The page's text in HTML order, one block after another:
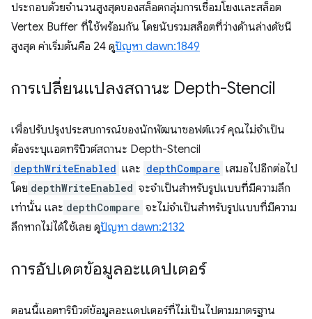
ประกอบด้วยจำนวนสูงสุดของสล็อตกลุ่มการเชื่อมโยงและสล็อต
Vertex Buffer ที่ใช้พร้อมกัน โดยนับรวมสล็อตที่ว่างด้านล่างดัชนี
สูงสุด ค่าเริ่มต้นคือ 24 ดูปัญหา dawn:1849
การเปลี่ยนแปลงสถานะ Depth-Stencil
เพื่อปรับปรุงประสบการณ์ของนักพัฒนาซอฟต์แวร์ คุณไม่จำเป็น
ต้องระบุแอตทริบิวต์สถานะ Depth-Stencil
depthWriteEnabled และ depthCompare เสมอไปอีกต่อไป
โดย depthWriteEnabled จะจำเป็นสำหรับรูปแบบที่มีความลึก
เท่านั้น และ depthCompare จะไม่จำเป็นสำหรับรูปแบบที่มีความ
ลึกหากไม่ได้ใช้เลย ดูปัญหา dawn:2132
การอัปเดตข้อมูลอะแดปเตอร์
ตอนนี้แอตทริบิวต์ข้อมูลอะแดปเตอร์ที่ไม่เป็นไปตามมาตรฐาน